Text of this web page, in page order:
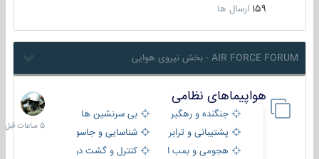
159 ارسال ها
AIR FORCE FORUM - بخش نیروی هوایی
هواپیماهای نظامی
جنگنده و رهگیر
بی سرنشین ها
پشتیبانی و ترابری
شناسایی و جاسوسی
هجومی و بمب افکن
کنترل و گشت دریایی
5
ساعات
قبل